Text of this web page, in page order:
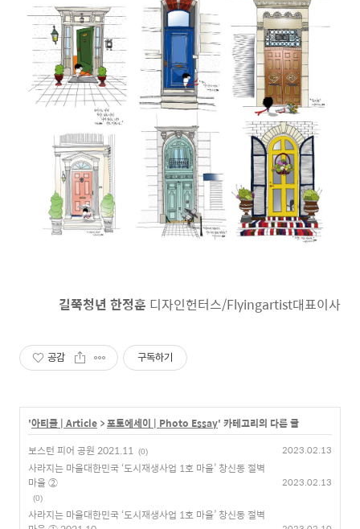
길쭉청년 한정훈 디자인헌터스/Flyingartist대표이사
공감 구독하기
'아티클 | Article >포토에세이 | Photo Essay' 카테고리의 다른 글
보스턴 피어 공원 2021.11 (0) 2023.02.13
사라지는 마을대한민국 ‘도시재생사업 1호 마을’ 창신동 절벽
마을 ②
(0)
2023.02.13
사라지는 마을대한민국 ‘도시재생사업 1호 마을’ 창신동 절벽